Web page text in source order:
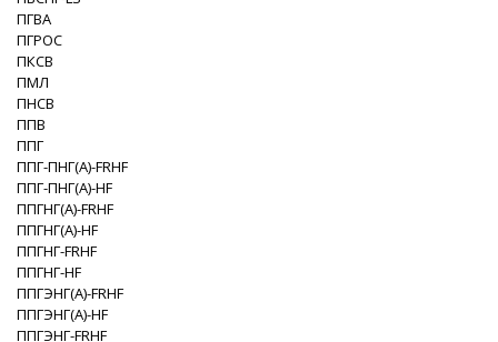
ПГВА
ПГРОС
ПКСВ
ПМЛ
ПНСВ
ППВ
ППГ
ППГ-ПНГ(A)-FRHF
ППГ-ПНГ(A)-HF
ППГНГ(A)-FRHF
ППГНГ(A)-HF
ППГНГ-FRHF
ППГНГ-HF
ППГЭНГ(A)-FRHF
ППГЭНГ(A)-HF
ППГЭНГ-FRHF